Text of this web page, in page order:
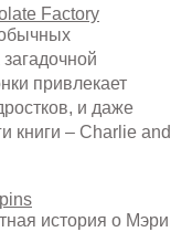
Factory
привлекает
и даже
книги – Charlie and
история о Мэри